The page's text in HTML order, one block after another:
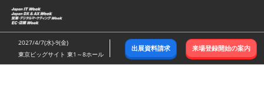
ス
キ
ッ
し
2027/4/7(水)-9(金)
東京ビッグサイト 東1～8ホール
出展資料請求 来場登録開始の案内